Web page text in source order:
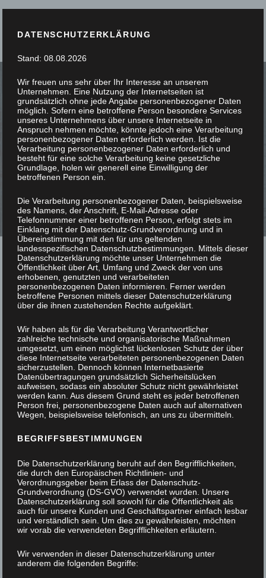
SIE STÖBERN, WIR
SCHREINERN
Das Projektstück
Im Laufe ihres 3. Ausbildungsjahres gestalten die
DATENSCHUTZERKLÄRUNG
Stand: 08.08.2026
Wir freuen uns sehr über Ihr Interesse an unserem
Unternehmen. Eine Nutzung der Internetseiten ist
grundsätzlich ohne jede Angabe personenbezogener Daten
möglich. Sofern eine betroffene Person besondere Services
unseres Unternehmens über unsere Internetseite in
Anspruch nehmen möchte, könnte jedoch eine Verarbeitung
personenbezogener Daten erforderlich werden. Ist die
Verarbeitung personenbezogener Daten erforderlich und
besteht für eine solche Verarbeitung keine gesetzliche
Grundlage, holen wir generell eine Einwilligung der
betroffenen Person ein.
Die Verarbeitung personenbezogener Daten, beispielsweise
des Namens, der Anschrift, E-Mail-Adresse oder
Telefonnummer einer betroffenen Person, erfolgt stets im
Einklang mit der Datenschutz-Grundverordnung und in
Übereinstimmung mit den für uns geltenden
landesspezifischen Datenschutzbestimmungen. Mittels dieser
Datenschutzerklärung möchte unser Unternehmen die
Öffentlichkeit über Art, Umfang und Zweck der von uns
erhobenen, genutzten und verarbeiteten
personenbezogenen Daten informieren. Ferner werden
betroffene Personen mittels dieser Datenschutzerklärung
über die ihnen zustehenden Rechte aufgeklärt.
Wir haben als für die Verarbeitung Verantwortlicher
zahlreiche technische und organisatorische Maßnahmen
umgesetzt, um einen möglichst lückenlosen Schutz der über
diese Internetseite verarbeiteten personenbezogenen Daten
sicherzustellen. Dennoch können Internetbasierte
Datenübertragungen grundsätzlich Sicherheitslücken
aufweisen, sodass ein absoluter Schutz nicht gewährleistet
werden kann. Aus diesem Grund steht es jeder betroffenen
Person frei, personenbezogene Daten auch auf alternativen
Wegen, beispielsweise telefonisch, an uns zu übermitteln.
BEGRIFFSBESTIMMUNGEN
Die Datenschutzerklärung beruht auf den Begrifflichkeiten,
die durch den Europäischen Richtlinien- und
Verordnungsgeber beim Erlass der Datenschutz-
Grundverordnung (DS-GVO) verwendet wurden. Unsere
Datenschutzerklärung soll sowohl für die Öffentlichkeit als
auch für unsere Kunden und Geschäftspartner einfach lesbar
und verständlich sein. Um dies zu gewährleisten, möchten
wir vorab die verwendeten Begrifflichkeiten erläutern.
Wir verwenden in dieser Datenschutzerklärung unter
anderem die folgenden Begriffe: